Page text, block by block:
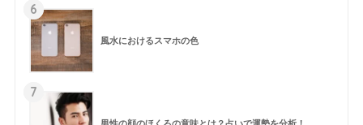
6
風水におけるスマホの色
7